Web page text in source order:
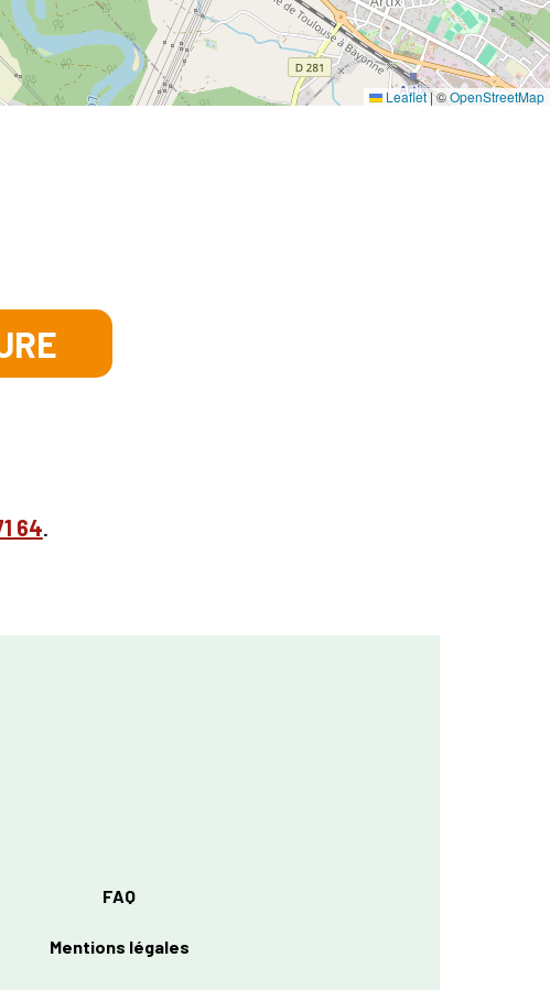
Leaflet |©OpenStreetMap
64.
FAQ
Mentions légales